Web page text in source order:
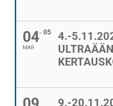
04
MAR
05
4.-
9.-